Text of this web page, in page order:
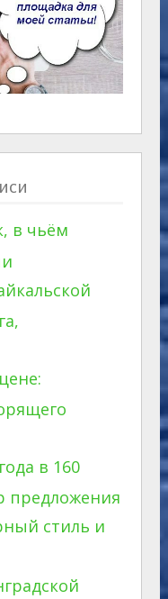
в чьём
в 160
предложения
стиль и